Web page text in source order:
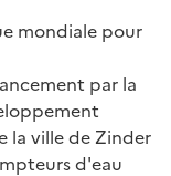
mondiale pour
par la
la ville de Zinder
d'eau